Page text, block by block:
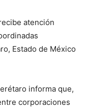
atención
Estado de México
informa que,
corporaciones